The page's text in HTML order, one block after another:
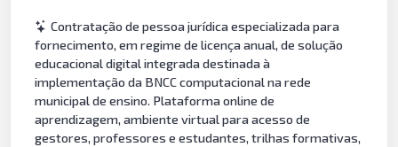
Contratação de pessoa jurídica especializada para
fornecimento, em regime de licença anual, de solução
educacional digital integrada destinada à
implementação da BNCC computacional na rede
municipal de ensino. Plataforma online de
aprendizagem, ambiente virtual para acesso de
gestores, professores e estudantes, trilhas formativas,